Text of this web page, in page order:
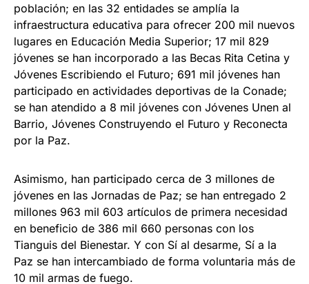
población; en las 32 entidades se amplía la
infraestructura educativa para ofrecer 200 mil nuevos
lugares en Educación Media Superior; 17 mil 829
jóvenes se han incorporado a las Becas Rita Cetina y
Jóvenes Escribiendo el Futuro; 691 mil jóvenes han
participado en actividades deportivas de la Conade;
se han atendido a 8 mil jóvenes con Jóvenes Unen al
Barrio, Jóvenes Construyendo el Futuro y Reconecta
por la Paz.
Asimismo, han participado cerca de 3 millones de
jóvenes en las Jornadas de Paz; se han entregado 2
millones 963 mil 603 artículos de primera necesidad
en beneficio de 386 mil 660 personas con los
Tianguis del Bienestar. Y con Sí al desarme, Sí a la
Paz se han intercambiado de forma voluntaria más de
10 mil armas de fuego.